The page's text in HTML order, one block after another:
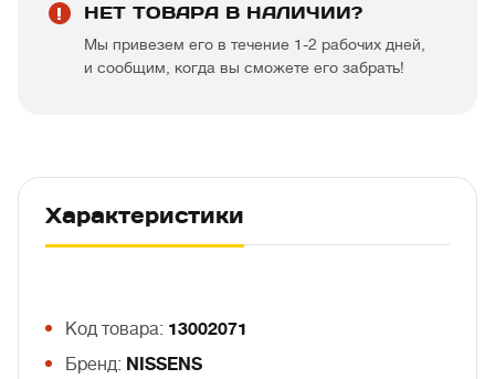
НЕТ ТОВАРА В НАЛИЧИИ?
Мы привезем его в течение 1-2 рабочих дней,
и сообщим, когда вы сможете его забрать!
Характеристики
Код товара: 13002071
Бренд: NISSENS